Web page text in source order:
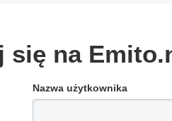
się na
Nazwa użytkownika